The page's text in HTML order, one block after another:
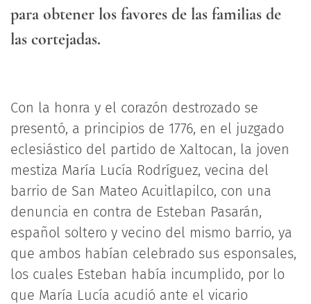
para obtener los favores de las familias de
las cortejadas.
Con la honra y el corazón destrozado se
presentó, a principios de 1776, en el juzgado
eclesiástico del partido de Xaltocan, la joven
mestiza María Lucía Rodríguez, vecina del
barrio de San Mateo Acuitlapilco, con una
denuncia en contra de Esteban Pasarán,
español soltero y vecino del mismo barrio, ya
que ambos habían celebrado sus esponsales,
los cuales Esteban había incumplido, por lo
que María Lucía acudió ante el vicario